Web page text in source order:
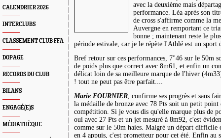
CALENDRIER 2026
INTERCLUBS
CLASSEMENT CLUB FFA
DOPAGE
RECORDS DU CLUB
BILANS
ENGAGÉ(E)S
MÉDIATHÈQUE
avec la deuxième mais
performance. Léa après son
de cross s'affirme comme la
Auvergne en remportant ce
bonne ; maintenant reste le
période estivale, car je le répète l'Athlé est un sport
Bref retour sur ces performances, 7''46 sur le 50m
de poids plus que correct avec 8m61, et enfin un
délicat loin de sa meilleure marque de l'hiver
! tout ne peut pas être parfait....
Marie FOURNIER, confirme ses progrès et sans
la médaille de bronze avec 78 Pts soit un petit point
compétition. Si je vous dis qu'elle marque plus de
oui avec 27 Pts et un jet mesuré à 8m92, c'est
comme sur le 50m haies. Malgré un départ difficile
en 4 appuis, c'est prometteur pour cet été. Enfin au